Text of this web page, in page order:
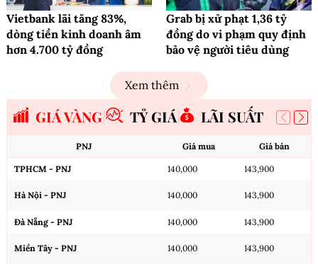
Vietbank lãi tăng 83%,
dòng tiền kinh doanh âm
hơn 4.700 tỷ đồng
Grab bị xử phạt 1,36 tỷ
đồng do vi phạm quy định
bảo vệ người tiêu dùng
Xem thêm
GIÁ VÀNG TỶ GIÁ LÃI SUẤT
PNJ Giá mua Giá bán
TPHCM - PNJ 140,000 143,900
Hà Nội - PNJ 140,000 143,900
Đà Nẵng - PNJ 140,000 143,900
Miền Tây - PNJ 140,000 143,900